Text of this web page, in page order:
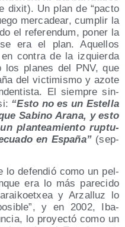
dixit). Un plan de “pac­to
mer­ca­dear, cum­plir la
el refe­ren­dum, poner la
era el plan. Aque­llos
con­tra de la izquier­da
los pla­nes del PNV, que
del vic­ti­mis­mo y azo­te
El siem­pre sin­
“Esto no es un Este­lla
Sabino Ara­na, y esto
plan­tea­mien­to rup­tu­
en Espa­ña” (sep­
lo defen­dió como un pel­
era lo más pare­ci­do
y Arza­lluz lo
y en 2002, Iba­
lo pro­yec­tó como un